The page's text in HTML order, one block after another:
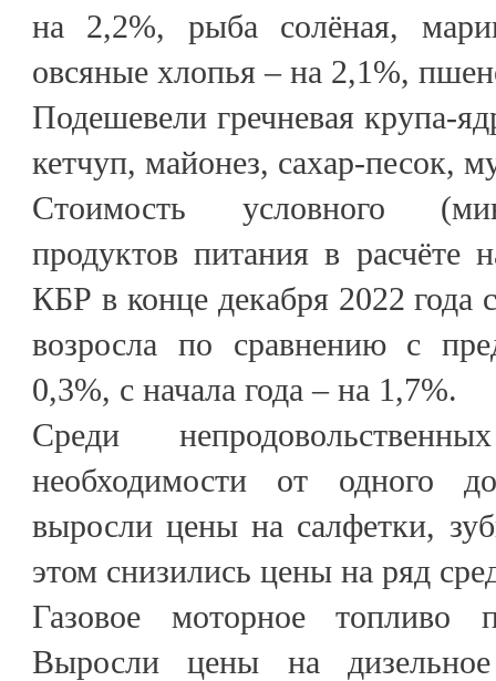
на 2,2%, рыба солёная,
овсяные хлопья – на 2,1%,
Подешевели гречневая крупа-
кетчуп, майонез, сахар-песок,
Стоимость условного
продуктов питания в расчёте
КБР в конце декабря 2022 года
возросла по сравнению с
0,3%, с начала года – на 1,7%.
Среди
необходимости от одного
выросли цены на салфетки,
этом снизились цены на ряд
Газовое моторное топливо
Выросли цены на